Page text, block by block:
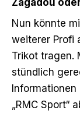
Nun könnte
weiterer Profi
Trikot tragen.
stündlich
„RMC Sport“